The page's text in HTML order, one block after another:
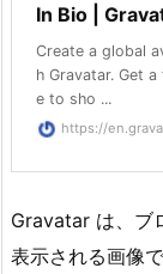
In Bio |
Create a global
h Gravatar. Get
e to sho ...
https://
Gravatar は、ブ
表示される画像